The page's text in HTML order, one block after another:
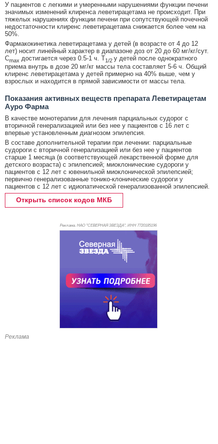
У пациентов с легкими и умеренными нарушениями функции печени
значимых изменений клиренса леветирацетама не происходит. При
тяжелых нарушениях функции печени при сопутствующей почечной
недостаточности клиренс леветирацетама снижается более чем на
50%.
Фармакокинетика леветирацетама у детей (в возрасте от 4 до 12
лет) носит линейный характер в диапазоне доз от 20 до 60 мг/кг/сут.
Cmax достигается через 0.5-1 ч. T1/2 у детей после однократного
приема внутрь в дозе 20 мг/кг массы тела составляет 5-6 ч. Общий
клиренс леветирацетама у детей примерно на 40% выше, чем у
взрослых и находится в прямой зависимости от массы тела.
Показания активных веществ препарата Леветирацетам
Ауро Фарма
В качестве монотерапии для лечения парциальных судорог с
вторичной генерализацией или без нее у пациентов с 16 лет с
впервые установленным диагнозом эпилепсия.
В составе дополнительной терапии при лечении: парциальные
судороги с вторичной генерализацией или без нее у пациентов
старше 1 месяца (в соответствующей лекарственной форме для
детского возраста) с эпилепсией; миоклонические судороги у
пациентов с 12 лет с ювенильной миоклонической эпилепсией;
первично генерализованные тонико-клонические судороги у
пациентов с 12 лет с идиопатической генерализованной эпилепсией.
Открыть список кодов МКБ
Реклама. НАО "СЕВЕРНАЯ ЗВЕЗДА", ИНН 7720185196
Реклама